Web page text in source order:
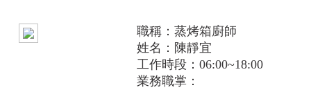
職稱：蒸烤箱廚師
姓名：陳靜宜
工作時段：06:00~18:00
業務職掌：